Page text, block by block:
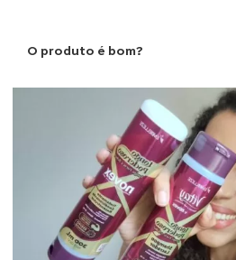
O produto é bom?